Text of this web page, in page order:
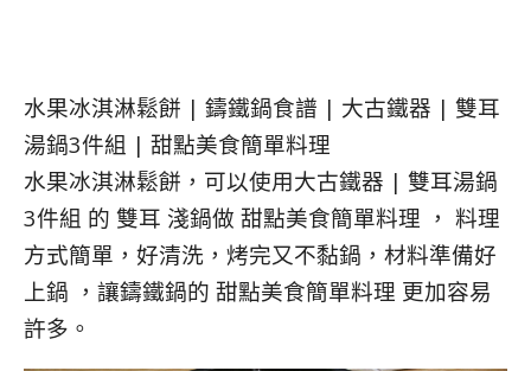
水果冰淇淋鬆餅 | 鑄鐵鍋食譜 | 大古鐵器 | 雙耳
湯鍋3件組 | 甜點美食簡單料理
水果冰淇淋鬆餅，可以使用大古鐵器 | 雙耳湯鍋
3件組 的 雙耳 淺鍋做 甜點美食簡單料理 ， 料理
方式簡單，好清洗，烤完又不黏鍋，材料準備好
上鍋 ，讓鑄鐵鍋的 甜點美食簡單料理 更加容易
許多。